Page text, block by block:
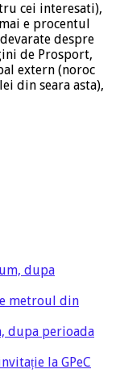
cei interesati),
e procentul
despre
de Prosport,
extern (noroc
din seara asta),
dupa
metroul din
dupa perioada
la GPeC